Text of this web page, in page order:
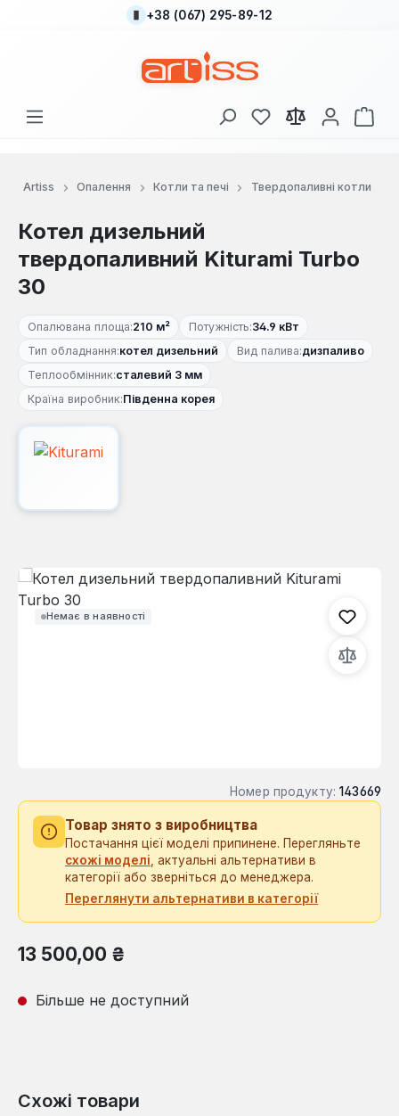
Перейти до основного вмісту
+38 (067) 295-89-12
У вас є 0 у списку
Artiss Опалення Котли та печі Твердопаливні котли
Котел дизельний
твердопаливний Kiturami Turbo
30
Опалювана площа:210 м² Потужність:34.9 кВт
Тип обладнання:котел дизельний Вид палива:дизпаливо
Теплообмінник:сталевий 3 мм
Країна виробник:Південна корея
Немає в наявності
Пропустити галерею зображень
Номер продукту: 143669
Товар знято з виробництва
Постачання цієї моделі припинене. Перегляньте
схожі моделі , актуальні альтернативи в
категорії або зверніться до менеджера.
Переглянути альтернативи в категорії
Звичайна ціна:
13 500,00 ₴
Більше не доступний
Схожі товари